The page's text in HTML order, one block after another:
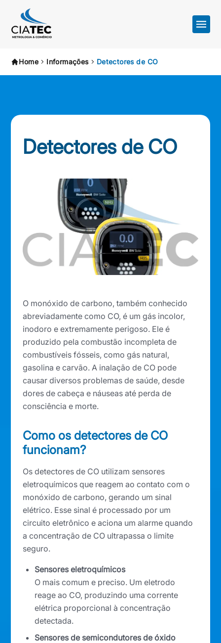
Home Informações Detectores de CO
Detectores de CO
O monóxido de carbono, também conhecido
abreviadamente como CO, é um gás incolor,
inodoro e extremamente perigoso. Ele é
produzido pela combustão incompleta de
combustíveis fósseis, como gás natural,
gasolina e carvão. A inalação de CO pode
causar diversos problemas de saúde, desde
dores de cabeça e náuseas até perda de
consciência e morte.
Como os detectores de CO
funcionam?
Os detectores de CO utilizam sensores
eletroquímicos que reagem ao contato com o
monóxido de carbono, gerando um sinal
elétrico. Esse sinal é processado por um
circuito eletrônico e aciona um alarme quando
a concentração de CO ultrapassa o limite
seguro.
Sensores eletroquímicos
O mais comum e preciso. Um eletrodo
reage ao CO, produzindo uma corrente
elétrica proporcional à concentração
detectada.
Sensores de semicondutores de óxido